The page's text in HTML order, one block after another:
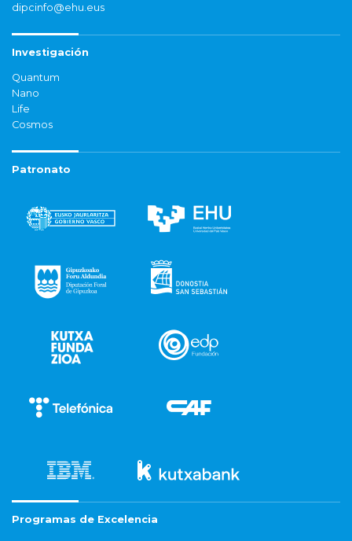
dipcinfo@ehu.eus
Investigación
Quantum
Nano
Life
Cosmos
Patronato
Programas de Excelencia